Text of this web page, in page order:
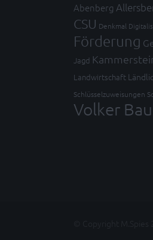
Abenberg
CSU Denkmal
Förderung
Jagd
Landwirtschaft
Schlüsselzuweisungen
Volker